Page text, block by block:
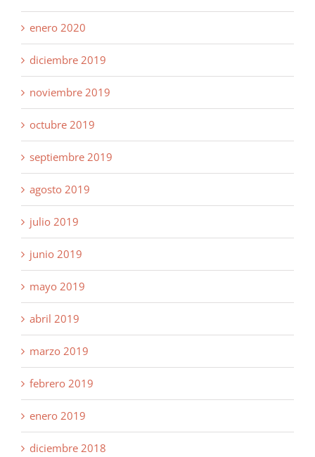
enero 2020
diciembre 2019
noviembre 2019
octubre 2019
septiembre 2019
agosto 2019
julio 2019
junio 2019
mayo 2019
abril 2019
marzo 2019
febrero 2019
enero 2019
diciembre 2018